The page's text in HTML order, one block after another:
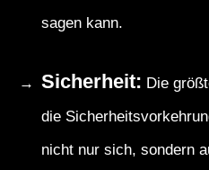
sagen kann.
Sicherheit: Die
die
nicht nur sich, sondern